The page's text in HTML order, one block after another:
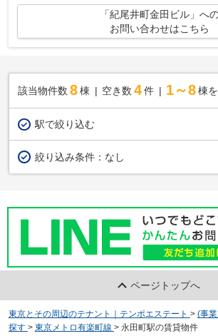
「紀尾井町金田ビル」へ
お問い合わせはこちら
該当物件数 8棟 空き数 4 件 1～8 棟
駅で絞り込む
絞り込み条件： なし
ページトップへ
東京とその周辺のテナント｜テンポエステート > (事
探す > 東京メトロ有楽町線 > 永田町駅の賃貸物件